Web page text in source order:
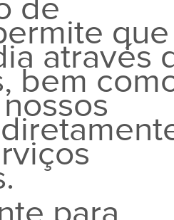
de
através
bem